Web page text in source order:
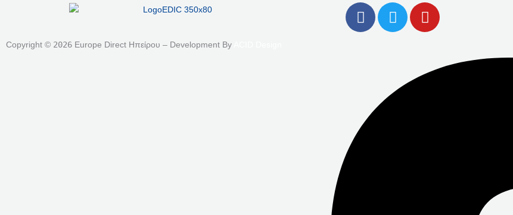
F
A
-
T
W
E
R
Y
O
U
Copyright © 2026 Europe Direct Ηπείρου – Development By